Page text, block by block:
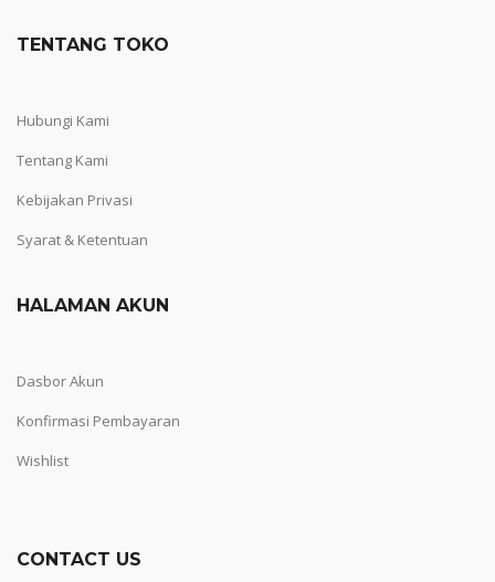
TENTANG TOKO
Hubungi Kami
Tentang Kami
Kebijakan Privasi
Syarat & Ketentuan
HALAMAN AKUN
Dasbor Akun
Konfirmasi Pembayaran
Wishlist
CONTACT US